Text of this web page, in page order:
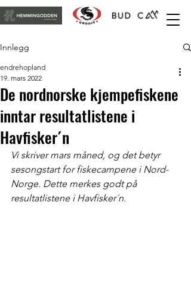
Innlegg
De nordnorske kjempefiskene
inntar resultatlistene i
Havfisker´n
endrehopland
19. mars 2022
Vi skriver mars måned, og det betyr
sesongstart for fiskecampene i Nord-
Norge. Dette merkes godt på
resultatlistene i Havfisker´n.